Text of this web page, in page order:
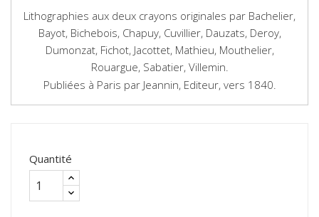
Lithographies aux deux crayons originales par Bachelier,
Bayot, Bichebois, Chapuy, Cuvillier, Dauzats, Deroy,
Dumonzat, Fichot, Jacottet, Mathieu, Mouthelier,
Rouargue, Sabatier, Villemin.
Publiées à Paris par Jeannin, Editeur, vers 1840.
Quantité